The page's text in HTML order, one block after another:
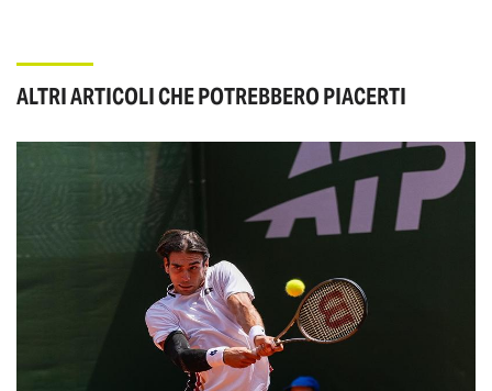
ALTRI ARTICOLI CHE POTREBBERO PIACERTI